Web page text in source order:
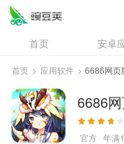
首页 安卓
资讯
专
问答
首页 > 应用软件 > 6686网页
6686
官方 年满